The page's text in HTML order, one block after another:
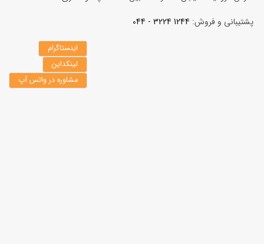
پشتیبانی و فروش: 1244 3224 - 044
اینستاگرام
لینکداین
مشاوره در واتس آپ